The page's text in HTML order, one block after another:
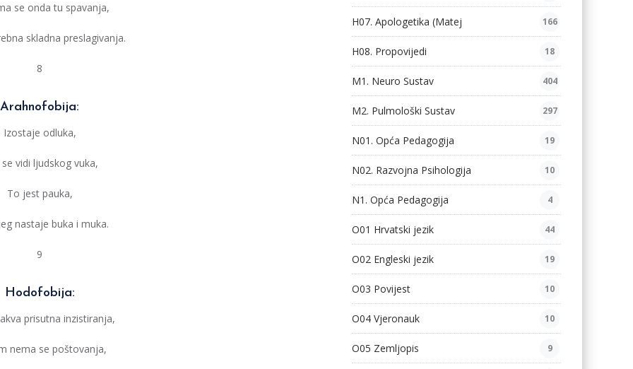
se onda tu spavanja,
skladna preslagivanja.
8
Arahnofobija:
Izostaje odluka,
se vidi ljudskog vuka,
To jest pauka,
nastaje buka i muka.
9
Hodofobija:
prisutna inzistiranja,
nema se poštovanja,
H07. Apologetika (Matej 166
H08. Propovijedi 18
M1. Neuro Sustav 404
M2. Pulmološki Sustav 297
N01. Opća Pedagogija 19
N02. Razvojna Psihologija 10
N1. Opća Pedagogija 4
O01 Hrvatski jezik 44
O02 Engleski jezik 19
O03 Povijest 10
O04 Vjeronauk 10
O05 Zemljopis 9